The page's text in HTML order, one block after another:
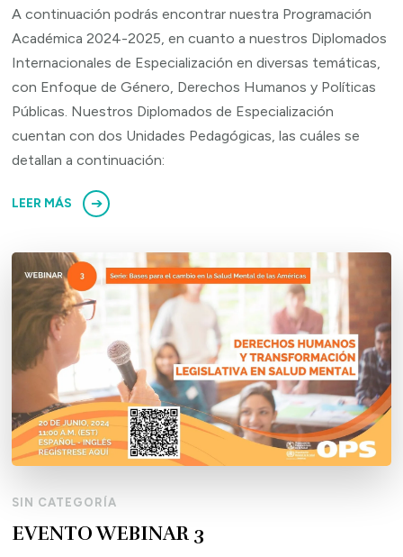
A continuación podrás encontrar nuestra Programación
Académica 2024-2025, en cuanto a nuestros Diplomados
Internacionales de Especialización en diversas temáticas,
con Enfoque de Género, Derechos Humanos y Políticas
Públicas. Nuestros Diplomados de Especialización
cuentan con dos Unidades Pedagógicas, las cuáles se
detallan a continuación:
LEER MÁS
SIN CATEGORÍA
EVENTO WEBINAR 3